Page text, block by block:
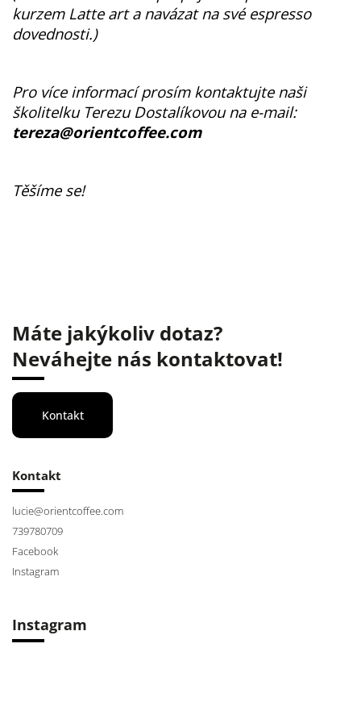
kurzem Latte art a navázat na své espresso
dovednosti.)
Pro více informací prosím kontaktujte naši
školitelku Terezu Dostalíkovou na e-mail:
tereza@orientcoffee.com
Těšíme se!
Máte jakýkoliv dotaz?
Neváhejte nás kontaktovat!
Kontakt
Kontakt
lucie@orientcoffee.com
739780709
Facebook
Instagram
Instagram